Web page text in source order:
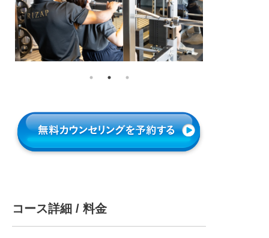
コース詳細 / 料金